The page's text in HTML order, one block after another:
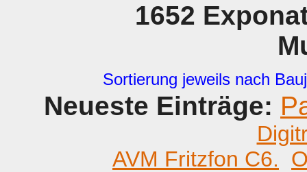
1652
Sortierung jeweils nach
Neueste Einträge:
AVM Fritzfon C6.